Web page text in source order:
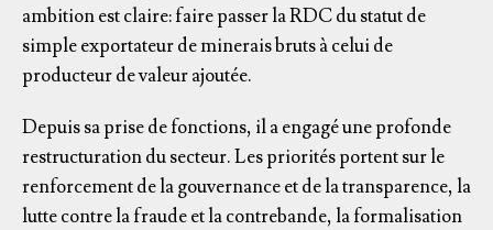
ambition est claire: faire passer la RDC du statut de
simple exportateur de minerais bruts à celui de
producteur de valeur ajoutée.
Depuis sa prise de fonctions, il a engagé une profonde
restructuration du secteur. Les priorités portent sur le
renforcement de la gouvernance et de la transparence, la
lutte contre la fraude et la contrebande, la formalisation